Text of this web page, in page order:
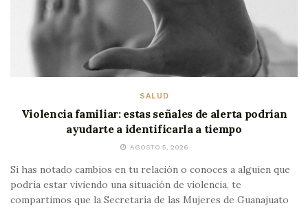
SALUD
Violencia familiar: estas señales de alerta podrían
ayudarte a identificarla a tiempo
AGOSTO 5, 2026
Si has notado cambios en tu relación o conoces a alguien que
podría estar viviendo una situación de violencia, te
compartimos que la Secretaría de las Mujeres de Guanajuato